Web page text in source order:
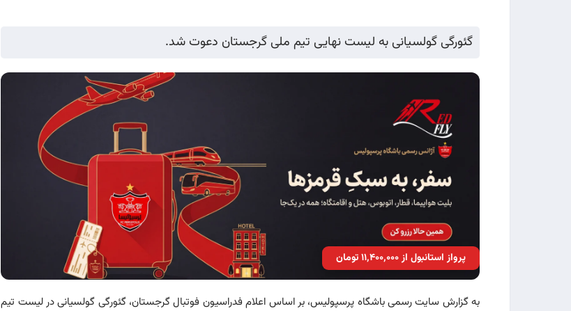
گئورگی گولسیانی به لیست نهایی تیم ملی گرجستان دعوت شد.
پرواز استانبول از ۱۱٬۴۰۰٬۰۰۰ تومان
به گزارش سایت رسمی باشگاه پرسپولیس، بر اساس اعلام فدراسیون فوتبال گرجستان، گئورگی گولسیانی در لیست تیم